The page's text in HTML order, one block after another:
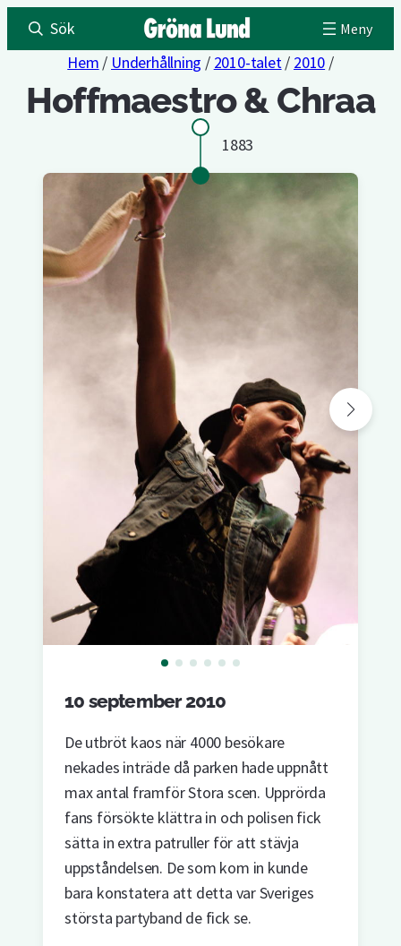
Sök
Hem / Underhållning / 2010-talet/ 2010 /
Hoffmaestro & Chraa
1883
10 september 2010
De utbröt kaos när 4000 besökare
nekades inträde då parken hade uppnått
max antal framför Stora scen. Upprörda
fans försökte klättra in och polisen fick
sätta in extra patruller för att stävja
uppståndelsen. De som kom in kunde
bara konstatera att detta var Sveriges
största partyband de fick se.